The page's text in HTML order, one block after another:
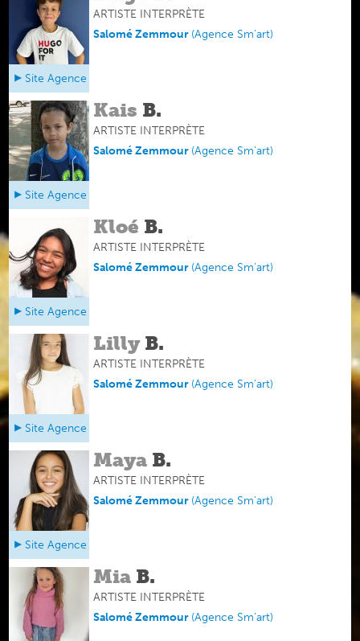
ARTISTE INTERPRÈTE
Salomé Zemmour (Agence Sm'art)
Site Agence
Kais B.
ARTISTE INTERPRÈTE
Salomé Zemmour (Agence Sm'art)
Site Agence
Kloé B.
ARTISTE INTERPRÈTE
Salomé Zemmour (Agence Sm'art)
Site Agence
LillyB.
ARTISTE INTERPRÈTE
Salomé Zemmour (Agence Sm'art)
Site Agence
Maya B.
ARTISTE INTERPRÈTE
Salomé Zemmour (Agence Sm'art)
Site Agence
Mia B.
ARTISTE INTERPRÈTE
Salomé Zemmour (Agence Sm'art)